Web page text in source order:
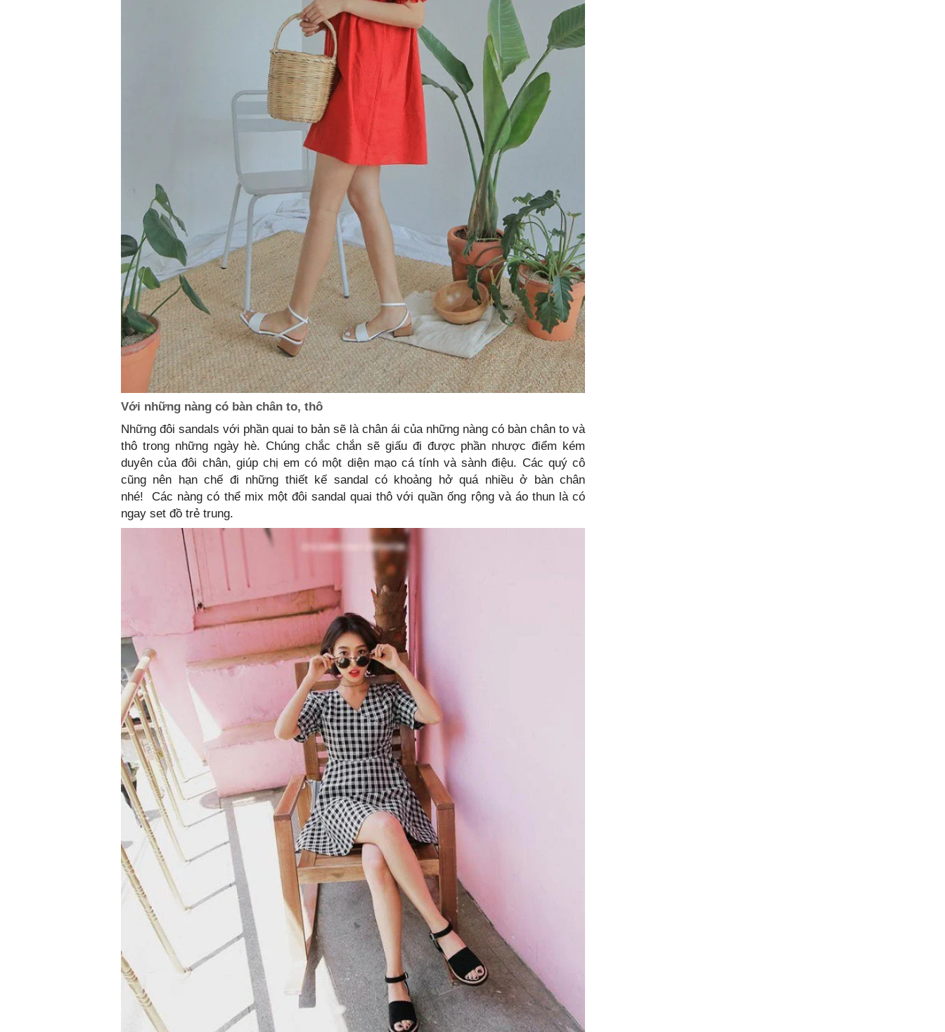
Với những nàng có bàn chân to, thô
Những đôi sandals với phần quai to bản sẽ là chân ái của những nàng có bàn chân to và
thô trong những ngày hè. Chúng chắc chắn sẽ giấu đi được phần nhược điểm kém
duyên của đôi chân, giúp chị em có một diện mạo cá tính và sành điệu. Các quý cô
cũng nên hạn chế đi những thiết kế sandal có khoảng hở quá nhiều ở bàn chân
nhé! Các nàng có thể mix một đôi sandal quai thô với quần ống rộng và áo thun là có
ngay set đồ trẻ trung.